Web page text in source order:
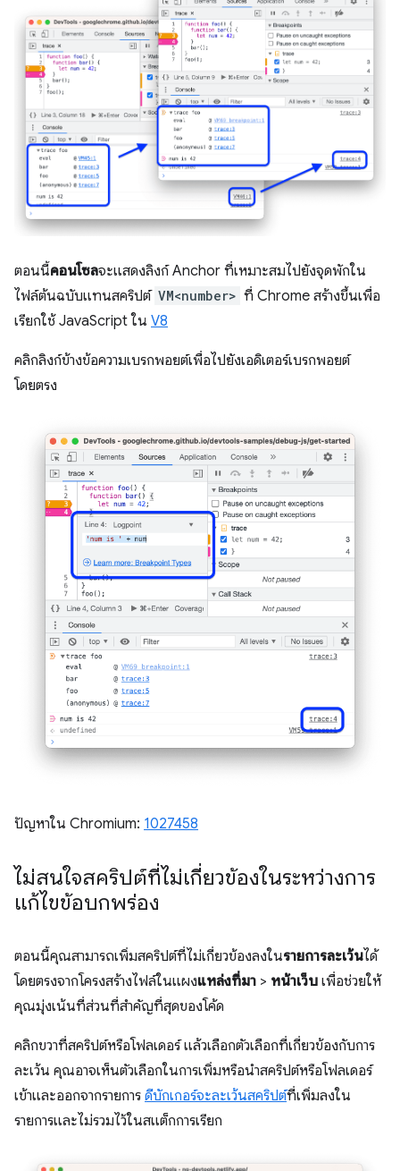
ตอนนี้คอนโซลจะแสดงลิงก์ Anchor ที่เหมาะสมไปยังจุดพักใน
ไฟล์ต้นฉบับแทนสคริปต์ VM<number> ที่ Chrome สร้างขึ้นเพื่อ
เรียกใช้ JavaScript ใน V8
คลิกลิงก์ข้างข้อความเบรกพอยต์เพื่อไปยังเอดิเตอร์เบรกพอยต์
โดยตรง
ปัญหาใน Chromium: 1027458
ไม่สนใจสคริปต์ที่ไม่เกี่ยวข้องในระหว่างการ
แก้ไขข้อบกพร่อง
ตอนนี้คุณสามารถเพิ่มสคริปต์ที่ไม่เกี่ยวข้องลงในรายการละเว้นได้
โดยตรงจากโครงสร้างไฟล์ในแผงแหล่งที่มา > หน้าเว็บ เพื่อช่วยให้
คุณมุ่งเน้นที่ส่วนที่สำคัญที่สุดของโค้ด
คลิกขวาที่สคริปต์หรือโฟลเดอร์ แล้วเลือกตัวเลือกที่เกี่ยวข้องกับการ
ละเว้น คุณอาจเห็นตัวเลือกในการเพิ่มหรือนำสคริปต์หรือโฟลเดอร์
เข้าและออกจากรายการ ดีบักเกอร์จะละเว้นสคริปต์ที่เพิ่มลงใน
รายการและไม่รวมไว้ในสแต็กการเรียก